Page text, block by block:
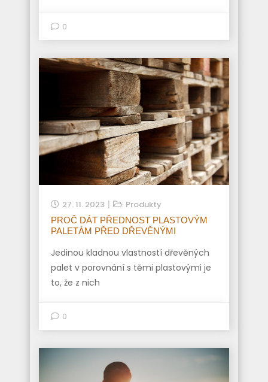
0
27. 11. 2023 Produkty
PROČ DÁT PŘEDNOST PLASTOVÝM
PALETÁM PŘED DŘEVĚNÝMI
Jedinou kladnou vlastností dřevěných
palet v porovnání s těmi plastovými je
to, že z nich
0